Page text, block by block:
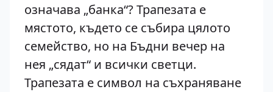
означава „банка“? Трапезата е
мястото, където се събира цялото
семейство, но на Бъдни вечер на
нея „сядат“ и всички светци.
Трапезата е символ на съхраняване